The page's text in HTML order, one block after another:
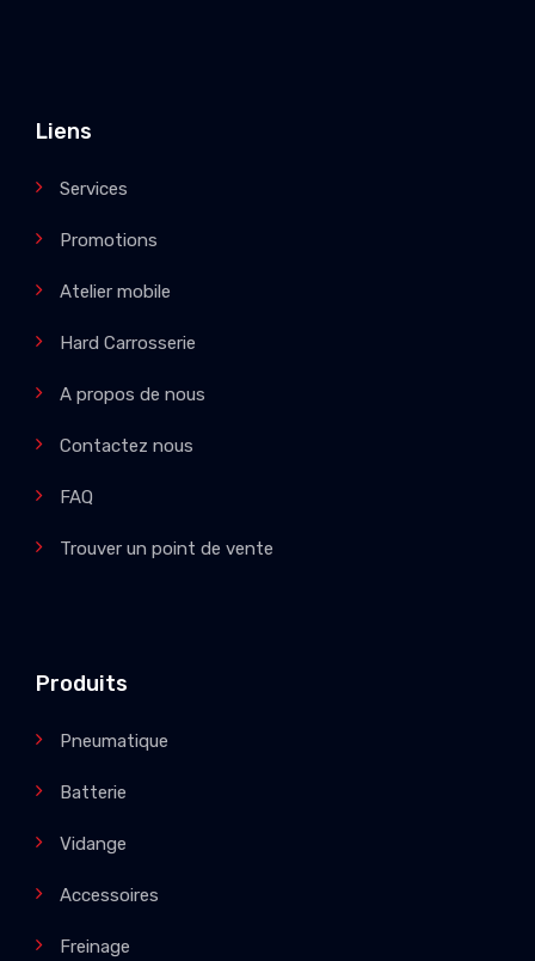
Liens
Services
Promotions
Atelier mobile
Hard Carrosserie
A propos de nous
Contactez nous
FAQ
Trouver un point de vente
Produits
Pneumatique
Batterie
Vidange
Accessoires
Freinage